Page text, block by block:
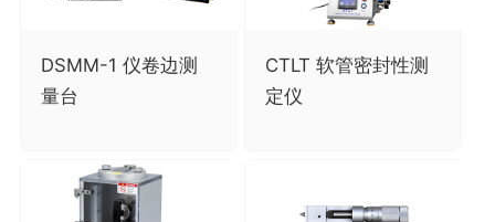
DSMM-1 仪卷边测
量台
CTLT 软管密封性测
定仪